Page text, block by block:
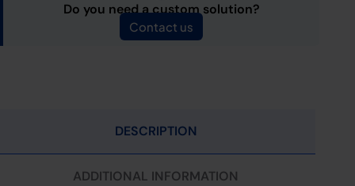
Contact us
Do you need a custom solution?
DESCRIPTION
ADDITIONAL INFORMATION